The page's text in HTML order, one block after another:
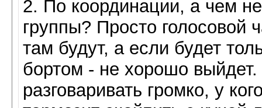
2. По координации, а чем
группы? Просто голосовой
там будут, а если будет
бортом - не хорошо
разговаривать громко, у